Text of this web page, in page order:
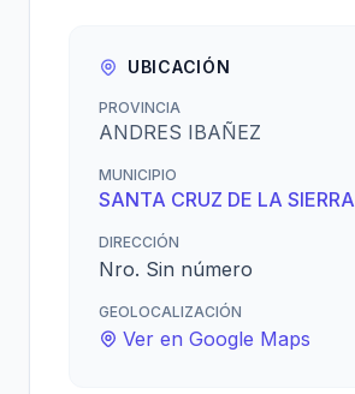
UBICACIÓN
PROVINCIA
ANDRES IBAÑEZ
MUNICIPIO
SANTA CRUZ DE LA SIERRA
DIRECCIÓN
Nro. Sin número
GEOLOCALIZACIÓN
Ver en Google Maps